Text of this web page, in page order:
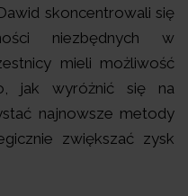
skoncentrowali się
niezbędnych w
mieli możliwość
jak wyróżnić się na
najnowsze metody
zwiększać zysk